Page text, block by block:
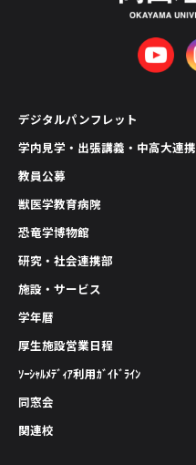
デジタルパンフレット
学内見学・出張講義・中高大連携
教員公募
獣医学教育病院
恐竜学博物館
研究・社会連携部
施設・サービス
学年暦
厚生施設営業日程
ｿｰｼｬﾙﾒﾃﾞｨｱ利用ｶﾞｲﾄﾞﾗｲﾝ
同窓会
関連校